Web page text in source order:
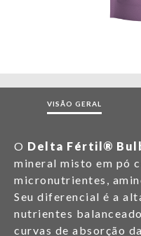
VISÃO GERAL
O Delta Fértil®
mineral misto em pó
micronutrientes,
Seu diferencial é a
nutrientes
curvas de absorção